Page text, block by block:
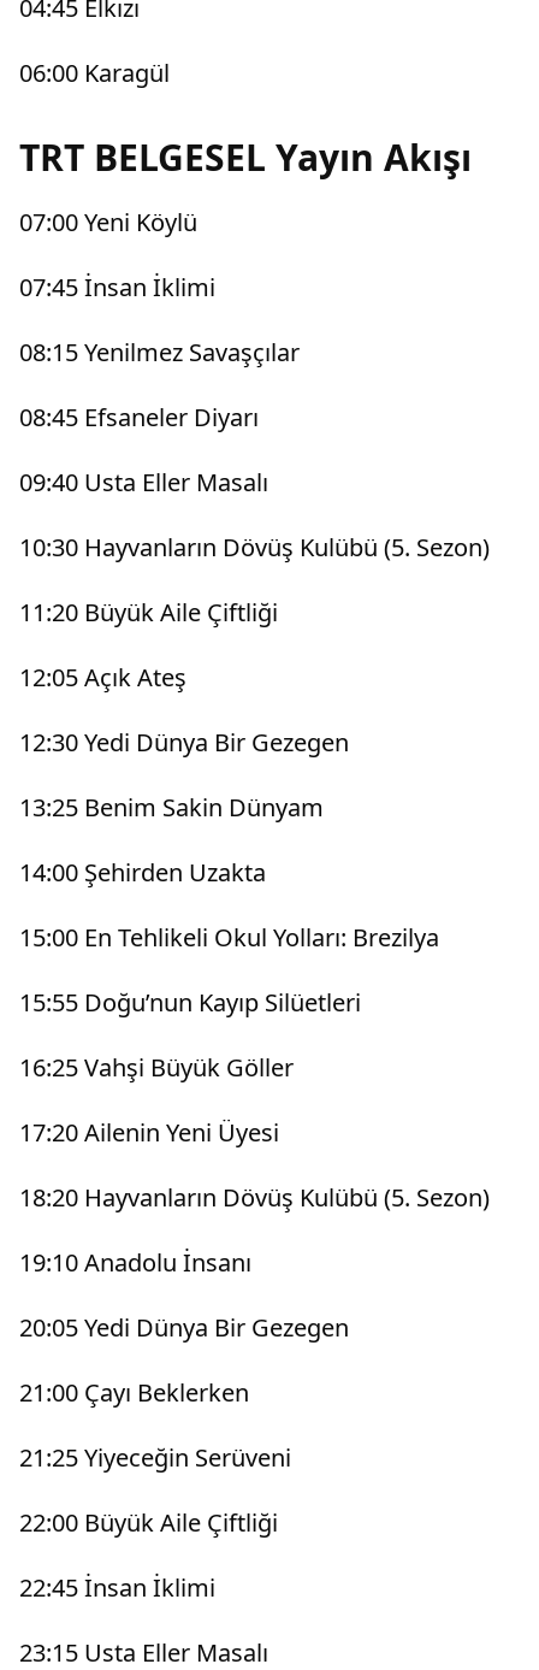
04:45 Elkızı
06:00 Karagül
TRT BELGESEL Yayın Akışı
07:00 Yeni Köylü
07:45 İnsan İklimi
08:15 Yenilmez Savaşçılar
08:45 Efsaneler Diyarı
09:40 Usta Eller Masalı
10:30 Hayvanların Dövüş Kulübü (5. Sezon)
11:20 Büyük Aile Çiftliği
12:05 Açık Ateş
12:30 Yedi Dünya Bir Gezegen
13:25 Benim Sakin Dünyam
14:00 Şehirden Uzakta
15:00 En Tehlikeli Okul Yolları: Brezilya
15:55 Doğu’nun Kayıp Silüetleri
16:25 Vahşi Büyük Göller
17:20 Ailenin Yeni Üyesi
18:20 Hayvanların Dövüş Kulübü (5. Sezon)
19:10 Anadolu İnsanı
20:05 Yedi Dünya Bir Gezegen
21:00 Çayı Beklerken
21:25 Yiyeceğin Serüveni
22:00 Büyük Aile Çiftliği
22:45 İnsan İklimi
23:15 Usta Eller Masalı